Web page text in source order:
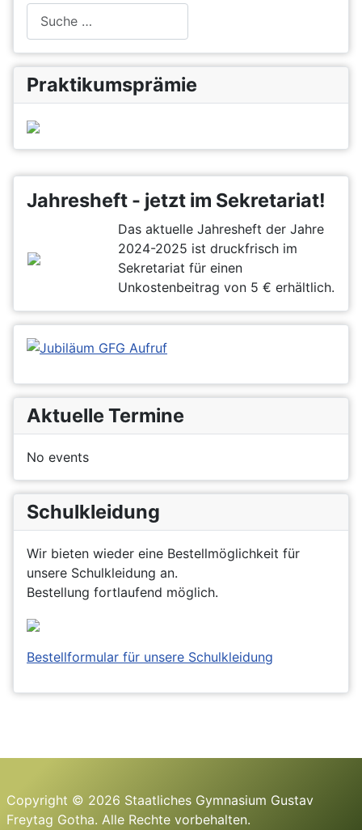
Jahresheft - jetzt im Sekretariat!
Das aktuelle Jahresheft der Jahre
2024-2025 ist druckfrisch im
Sekretariat für einen
Unkostenbeitrag von 5 € erhältlich.
Aktuelle Termine
No events
Schulkleidung
Wir bieten wieder eine Bestellmöglichkeit für
unsere Schulkleidung an.
Bestellung fortlaufend möglich.
Bestellformular für unsere Schulkleidung
Praktikumsprämie
Copyright © 2026 Staatliches Gymnasium Gustav
Freytag Gotha. Alle Rechte vorbehalten.